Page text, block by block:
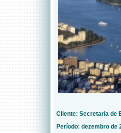
Cliente: Secretaria de
Período: dezembro de